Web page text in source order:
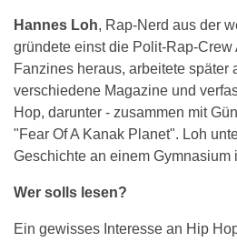
Hannes Loh, Rap-Nerd aus der
gründete einst die Polit-Rap-Crew
Fanzines heraus, arbeitete später
verschiedene Magazine und
Hop, darunter - zusammen mit
"Fear Of A Kanak Planet". Loh
Geschichte an einem Gymnasium
Wer solls lesen?
Ein gewisses Interesse an Hip